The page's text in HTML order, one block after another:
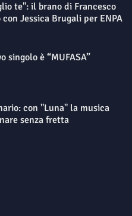
te": il brano di Francesco
Jessica Brugali per ENPA
singolo è “MUFASA”
con "Luna" la musica
senza fretta